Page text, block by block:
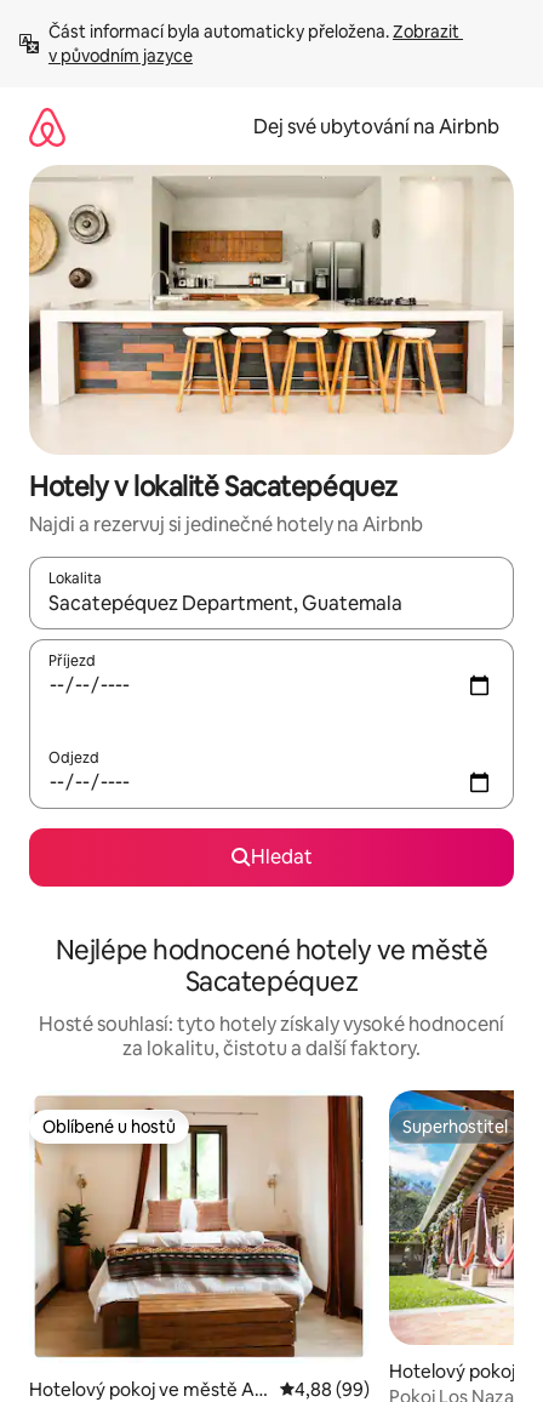
obsah
Část informací byla automaticky přeložena. Zobrazit
v původním jazyce
Dej své ubytování na Airbnb
Hotely v lokalitě Sacatepéquez
Najdi a rezervuj si jedinečné hotely na Airbnb
Lokalita
Až budou výsledky k dispozici, můžeš si je procházet pomocí
Příjezd
Odjezd
Hledat
Nejlépe hodnocené hotely ve městě
Sacatepéquez
Hosté souhlasí: tyto hotely získaly vysoké hodnocení
za lokalitu, čistotu a další faktory.
Oblíbené u hostů
Oblíbené u hostů
Hotelový pokoj ve městě An
Průměrné hodnocení 4,88 z 5,
4,88 (99)
Superhostitel
Superhostitel
Hotelový pokoj
ua Guatemala
Pokoj Los